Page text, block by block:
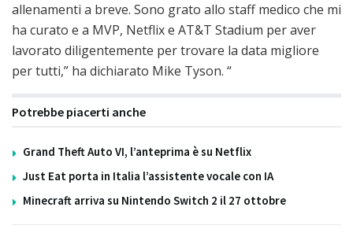
allenamenti a breve. Sono grato allo staff medico che mi
ha curato e a MVP, Netflix e AT&T Stadium per aver
lavorato diligentemente per trovare la data migliore
per tutti,” ha dichiarato Mike Tyson. “
Potrebbe piacerti anche
Grand Theft Auto VI, l’anteprima è su Netflix
Just Eat porta in Italia l’assistente vocale con IA
Minecraft arriva su Nintendo Switch 2 il 27 ottobre